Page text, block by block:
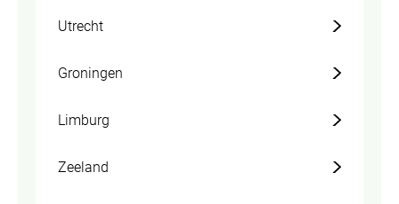
Utrecht
Groningen
Limburg
Zeeland